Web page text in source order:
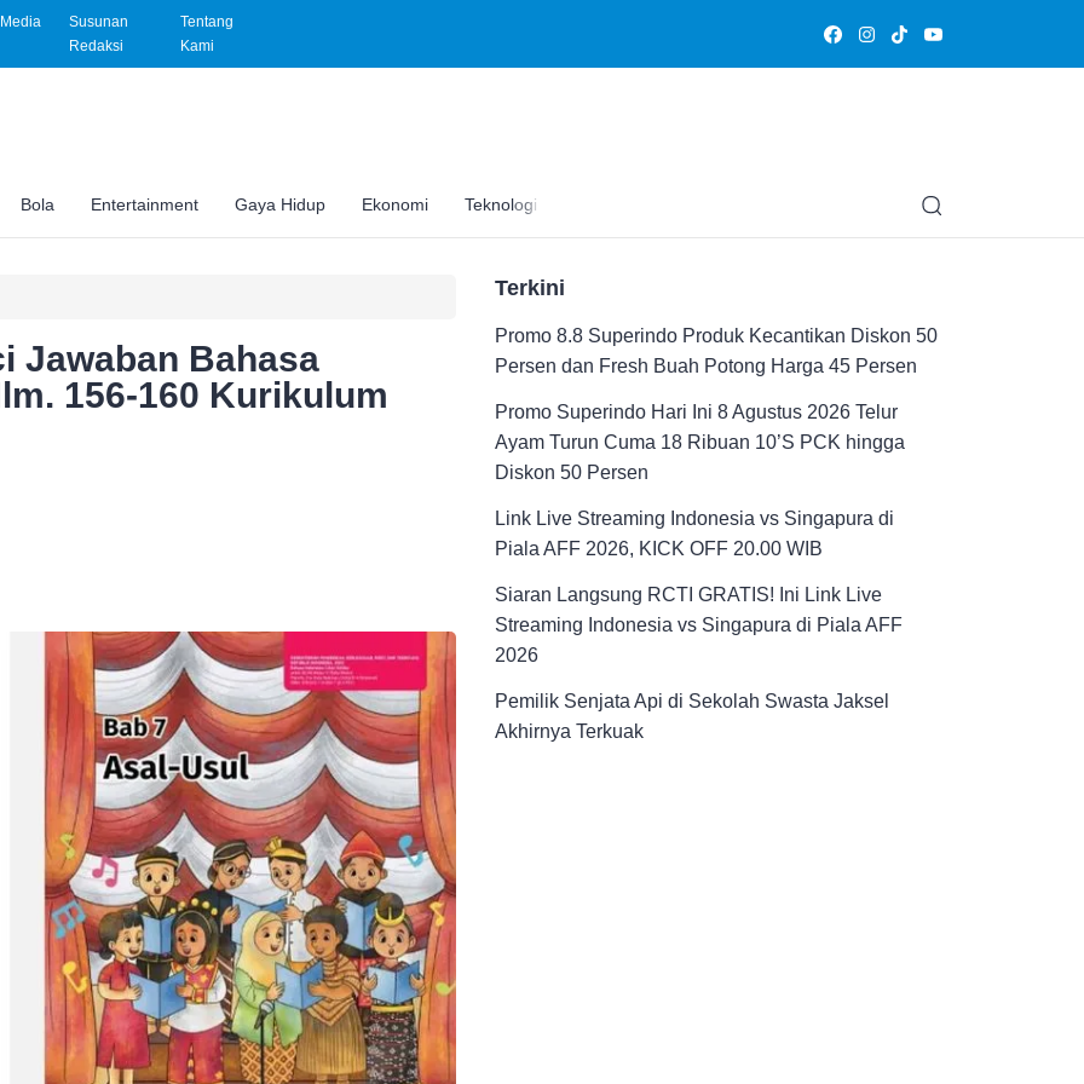
Susunan
Redaksi
Tentang
Kami
Bola Entertainment Gaya Hidup Ekonomi Teknologi Edukasi
Jawaban Bahasa
156-160 Kurikulum
Terkini
Promo 8.8 Superindo Produk Kecantikan Diskon 50
Persen dan Fresh Buah Potong Harga 45 Persen
Promo Superindo Hari Ini 8 Agustus 2026 Telur
Ayam Turun Cuma 18 Ribuan 10’S PCK hingga
Diskon 50 Persen
Link Live Streaming Indonesia vs Singapura di
Piala AFF 2026, KICK OFF 20.00 WIB
Siaran Langsung RCTI GRATIS! Ini Link Live
Streaming Indonesia vs Singapura di Piala AFF
2026
Pemilik Senjata Api di Sekolah Swasta Jaksel
Akhirnya Terkuak